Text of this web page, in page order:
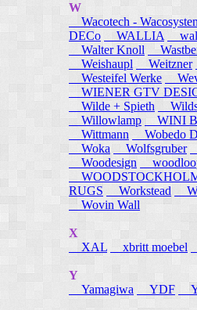
W
Wacotech -
DECo
WALLIA
Walter Knoll
Weishaupl
Weitzner
Westeifel Werke
WIENER GTV
Wilde + Spieth
Willowlamp
WINI
Wittmann
Wobedo
Woka
Wolfsgruber
Woodesign
RUGS
Workstead
Wovin Wall
X
XAL
xbritt moebel
Y
Yamagiwa
YDF